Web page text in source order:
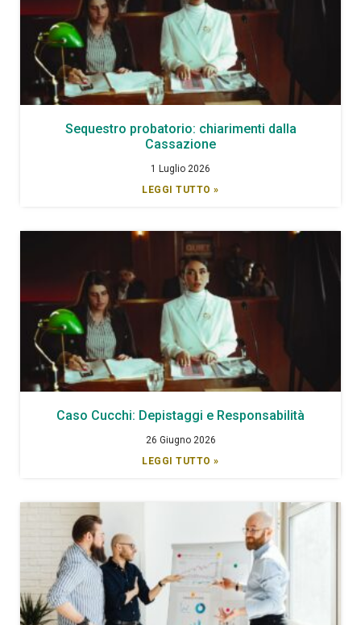
Sequestro probatorio: chiarimenti dalla
Cassazione
1 Luglio 2026
LEGGI TUTTO »
Caso Cucchi: Depistaggi e Responsabilità
26 Giugno 2026
LEGGI TUTTO »